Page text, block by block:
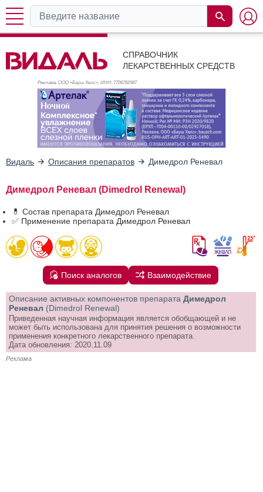
СПРАВОЧНИК
ЛЕКАРСТВЕННЫХ СРЕДСТВ
Реклама. ООО «Бауш Хелс», ИНН: 7706782987
Видаль Описания препаратов Димедрол Реневал
Димедрол Реневал (Dimedrol Renewal)
💊 Состав препарата Димедрол Реневал
✅ Применение препарата Димедрол Реневал
Поиск аналогов Взаимодействие
Описание активных компонентов препарата Димедрол
Реневал (Dimedrol Renewal)
Приведенная научная информация является обобщающей и не
может быть использована для принятия решения о возможности
применения конкретного лекарственного препарата.
Дата обновления: 2020.11.09
Реклама